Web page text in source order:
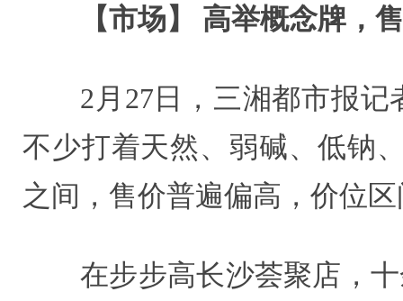
【市场】 高举概念牌，
2月27日，三湘都市报
不少打着天然、弱碱、低钠
之间，售价普遍偏高，价位
在步步高长沙荟聚店，